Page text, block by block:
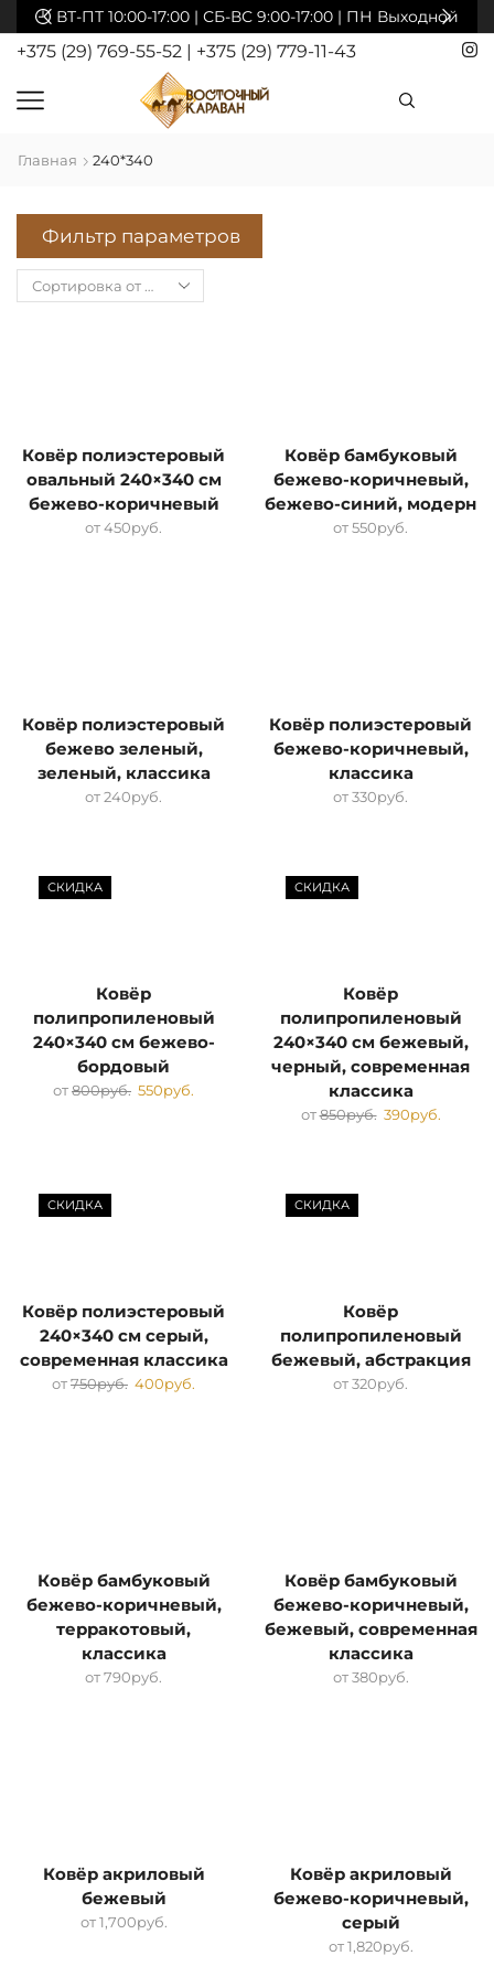
ВТ-ПТ 10:00-17:00 | СБ-ВС 9:00-17:00 | ПН Выходной
+375 (29) 769-55-52 | +375 (29) 779-11-43
Главная 240*340
Фильтр параметров
Ковёр полиэстеровый
овальный 240×340 см
бежево-коричневый
от450руб.
Ковёр бамбуковый
бежево-коричневый,
бежево-синий, модерн
от550руб.
Ковёр полиэстеровый
бежево зеленый,
зеленый, классика
от240руб.
Ковёр полиэстеровый
бежево-коричневый,
классика
от330руб.
СКИДКА
Ковёр
полипропиленовый
240×340 см бежево-
бордовый
от800руб. 550руб.
СКИДКА
Ковёр
полипропиленовый
240×340 см бежевый,
черный, современная
классика
от850руб. 390руб.
СКИДКА
Ковёр полиэстеровый
240×340 см серый,
современная классика
от750руб. 400руб.
СКИДКА
Ковёр
полипропиленовый
бежевый, абстракция
от320руб.
Ковёр бамбуковый
бежево-коричневый,
терракотовый,
классика
от790руб.
Ковёр бамбуковый
бежево-коричневый,
бежевый, современная
классика
от380руб.
Ковёр акриловый
бежевый
от1,700руб.
Ковёр акриловый
бежево-коричневый,
серый
от1,820руб.